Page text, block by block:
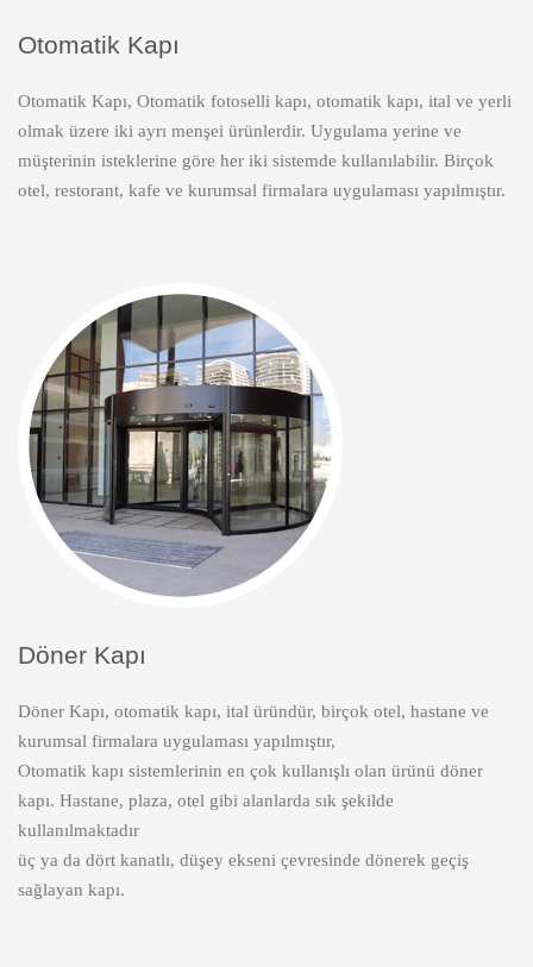
Otomatik Kapı
Otomatik Kapı, Otomatik fotoselli kapı, otomatik kapı, ital ve yerli
olmak üzere iki ayrı menşei ürünlerdir. Uygulama yerine ve
müşterinin isteklerine göre her iki sistemde kullanılabilir. Birçok
otel, restorant, kafe ve kurumsal firmalara uygulaması yapılmıştır.
Döner Kapı
Döner Kapı, otomatik kapı, ital üründür, birçok otel, hastane ve
kurumsal firmalara uygulaması yapılmıştır,
Otomatik kapı sistemlerinin en çok kullanışlı olan ürünü döner
kapı. Hastane, plaza, otel gibi alanlarda sık şekilde
kullanılmaktadır
üç ya da dört kanatlı, düşey ekseni çevresinde dönerek geçiş
sağlayan kapı.